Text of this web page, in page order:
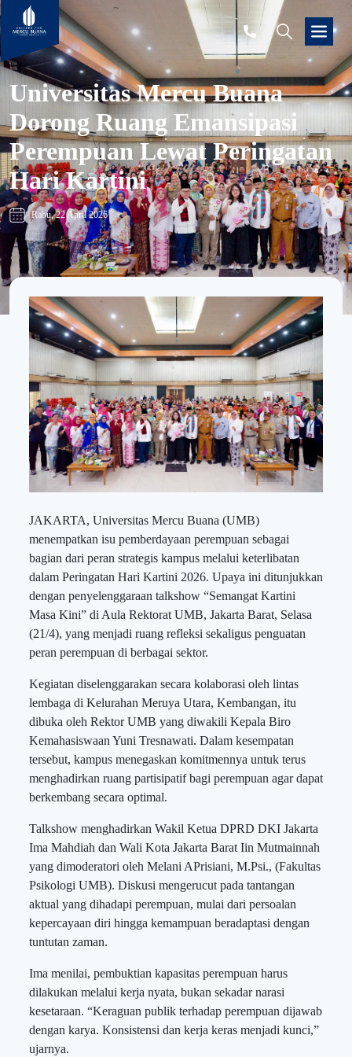
Universitas Mercu Buana
Dorong Ruang Emansipasi
Perempuan Lewat Peringatan
Hari Kartini
Rabu, 22 April 2026
JAKARTA, Universitas Mercu Buana (UMB)
menempatkan isu pemberdayaan perempuan sebagai
bagian dari peran strategis kampus melalui keterlibatan
dalam Peringatan Hari Kartini 2026. Upaya ini ditunjukkan
dengan penyelenggaraan talkshow “Semangat Kartini
Masa Kini” di Aula Rektorat UMB, Jakarta Barat, Selasa
(21/4), yang menjadi ruang refleksi sekaligus penguatan
peran perempuan di berbagai sektor.
Kegiatan diselenggarakan secara kolaborasi oleh lintas
lembaga di Kelurahan Meruya Utara, Kembangan, itu
dibuka oleh Rektor UMB yang diwakili Kepala Biro
Kemahasiswaan Yuni Tresnawati. Dalam kesempatan
tersebut, kampus menegaskan komitmennya untuk terus
menghadirkan ruang partisipatif bagi perempuan agar dapat
berkembang secara optimal.
Talkshow menghadirkan Wakil Ketua DPRD DKI Jakarta
Ima Mahdiah dan Wali Kota Jakarta Barat Iin Mutmainnah
yang dimoderatori oleh Melani APrisiani, M.Psi., (Fakultas
Psikologi UMB). Diskusi mengerucut pada tantangan
aktual yang dihadapi perempuan, mulai dari persoalan
kepercayaan diri hingga kemampuan beradaptasi dengan
tuntutan zaman.
Ima menilai, pembuktian kapasitas perempuan harus
dilakukan melalui kerja nyata, bukan sekadar narasi
kesetaraan. “Keraguan publik terhadap perempuan dijawab
dengan karya. Konsistensi dan kerja keras menjadi kunci,”
ujarnya.